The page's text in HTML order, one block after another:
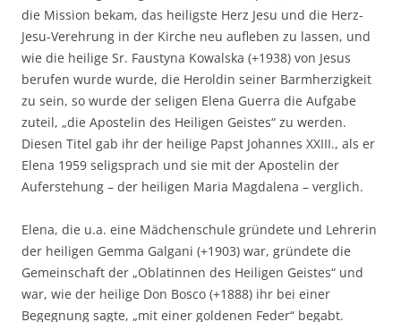
die Mission bekam, das heiligste Herz Jesu und die Herz-
Jesu-Verehrung in der Kirche neu aufleben zu lassen, und
wie die heilige Sr. Faustyna Kowalska (+1938) von Jesus
berufen wurde wurde, die Heroldin seiner Barmherzigkeit
zu sein, so wurde der seligen Elena Guerra die Aufgabe
zuteil, „die Apostelin des Heiligen Geistes“ zu werden.
Diesen Titel gab ihr der heilige Papst Johannes XXIII., als er
Elena 1959 seligsprach und sie mit der Apostelin der
Auferstehung – der heiligen Maria Magdalena – verglich.
Elena, die u.a. eine Mädchenschule gründete und Lehrerin
der heiligen Gemma Galgani (+1903) war, gründete die
Gemeinschaft der „Oblatinnen des Heiligen Geistes“ und
war, wie der heilige Don Bosco (+1888) ihr bei einer
Begegnung sagte, „mit einer goldenen Feder“ begabt.